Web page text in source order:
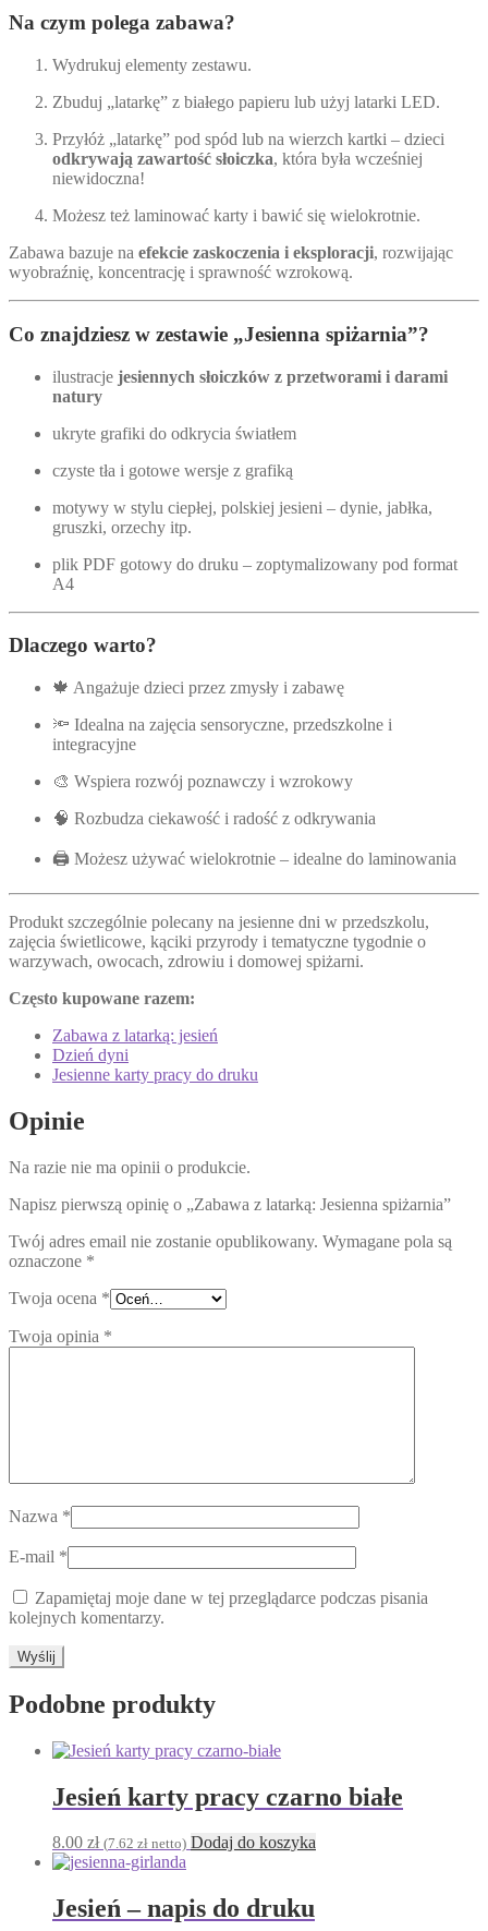
Na czym polega zabawa?
Wydrukuj elementy zestawu.
Zbuduj „latarkę” z białego papieru lub użyj latarki LED.
Przyłóż „latarkę” pod spód lub na wierzch kartki – dzieci
odkrywają zawartość słoiczka, która była wcześniej
niewidoczna!
Możesz też laminować karty i bawić się wielokrotnie.
Zabawa bazuje na efekcie zaskoczenia i eksploracji, rozwijając
wyobraźnię, koncentrację i sprawność wzrokową.
Co znajdziesz w zestawie „Jesienna spiżarnia”?
ilustracje jesiennych słoiczków z przetworami i darami
natury
ukryte grafiki do odkrycia światłem
czyste tła i gotowe wersje z grafiką
motywy w stylu ciepłej, polskiej jesieni – dynie, jabłka,
gruszki, orzechy itp.
plik PDF gotowy do druku – zoptymalizowany pod format
A4
Dlaczego warto?
🍁 Angażuje dzieci przez zmysły i zabawę
🔦 Idealna na zajęcia sensoryczne, przedszkolne i
integracyjne
🎨 Wspiera rozwój poznawczy i wzrokowy
🧠 Rozbudza ciekawość i radość z odkrywania
🖨️ Możesz używać wielokrotnie – idealne do laminowania
Produkt szczególnie polecany na jesienne dni w przedszkolu,
zajęcia świetlicowe, kąciki przyrody i tematyczne tygodnie o
warzywach, owocach, zdrowiu i domowej spiżarni.
Często kupowane razem:
Zabawa z latarką: jesień
Dzień dyni
Jesienne karty pracy do druku
Opinie
Na razie nie ma opinii o produkcie.
Napisz pierwszą opinię o „Zabawa z latarką: Jesienna spiżarnia”
Twój adres email nie zostanie opublikowany. Wymagane pola są
oznaczone *
Twoja ocena *
Twoja opinia *
Nazwa *
E-mail *
Zapamiętaj moje dane w tej przeglądarce podczas pisania
kolejnych komentarzy.
Podobne produkty
Jesień karty pracy czarno białe
8.00 zł (7.62 zł netto) Dodaj do koszyka
Jesień – napis do druku